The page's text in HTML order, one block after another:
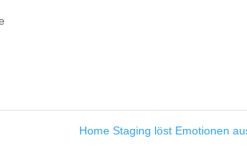
Home Staging löst Emotionen